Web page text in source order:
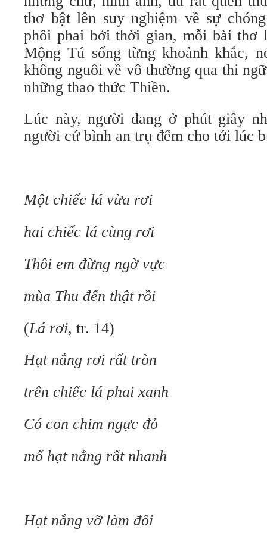
thơ bật lên suy nghiệm về sự
phôi phai bởi thời gian, mỗi bài thơ
Mộng Tú sống từng khoảnh khắc,
không nguôi về vô thường qua thi
những thao thức Thiền.
Lúc này, người đang ở phút giây
người cứ bình an trụ đếm cho tới lúc
Một chiếc lá vừa rơi
hai chiếc lá cùng rơi
Thôi em đừng ngờ vực
mùa Thu đến thật rồi
(Lá rơi, tr. 14)
Hạt nắng rơi rất tròn
trên chiếc lá phai xanh
Có con chim ngực đỏ
mổ hạt nắng rất nhanh
Hạt nắng vỡ làm đôi